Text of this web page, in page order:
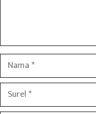
Nama
Surel